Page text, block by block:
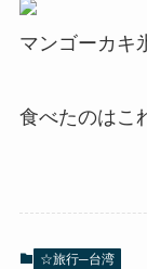
マンゴーカキ
食べたのはこ
☆旅行─台湾